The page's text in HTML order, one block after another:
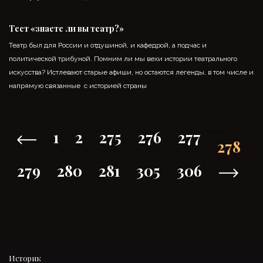
Тест «знаете ли вы театр?»
Театр был для России и отдушиной, и кафедрой, а подчас и
политической трибуной. Помним ли мы вехи истории театрального
искусства? Истлевают старые афиши, но остаются легенды, в том числе и
напрямую связанные с историей страны
1 2 275 276 277
278
279
280 281 305 306
Историк